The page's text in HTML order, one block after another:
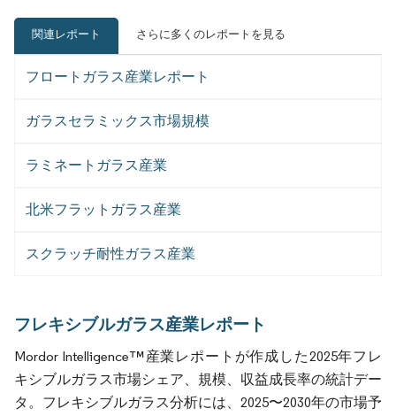
関連レポート さらに多くのレポートを見る
フロートガラス産業レポート
ガラスセラミックス市場規模
ラミネートガラス産業
北米フラットガラス産業
スクラッチ耐性ガラス産業
フレキシブルガラス産業レポート
Mordor Intelligence™産業レポートが作成した2025年フレ
キシブルガラス市場シェア、規模、収益成長率の統計デー
タ。フレキシブルガラス分析には、2025〜2030年の市場予